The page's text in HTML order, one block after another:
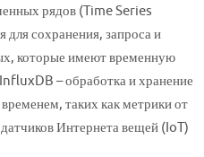
рядов (Time Series
сохранения, запроса и
которые имеют временную
– обработка и хранение
таких как метрики от
Интернета вещей (IoT)